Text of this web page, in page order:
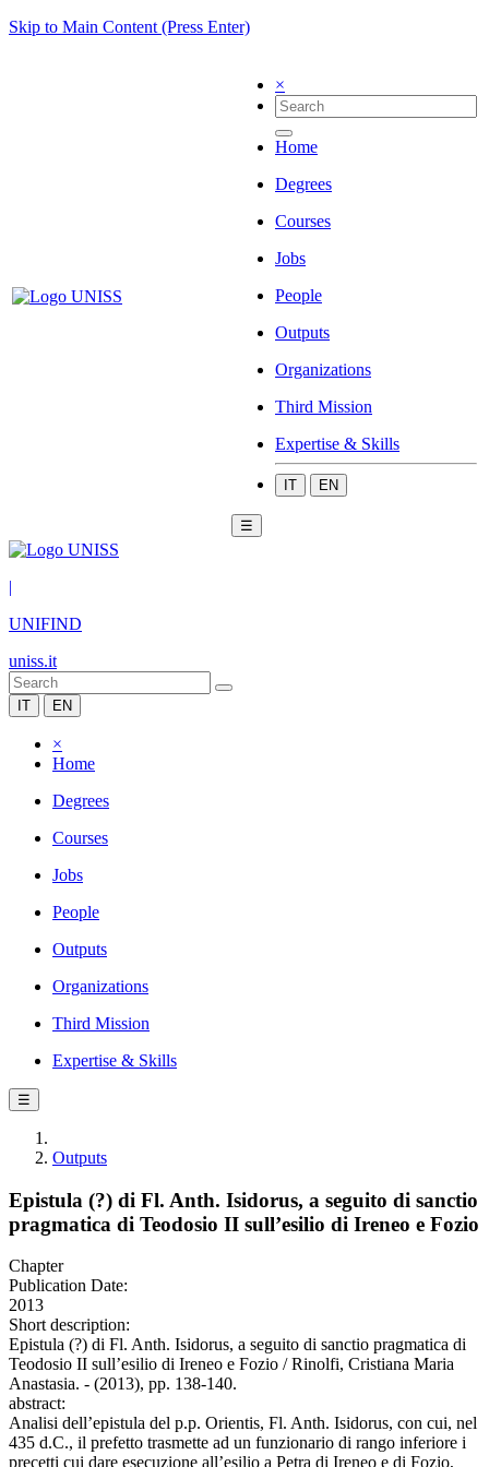
Skip to Main Content (Press Enter)
×
Home
Degrees
Courses
Jobs
People
Outputs
Organizations
Third Mission
Expertise & Skills
IT EN
☰
|
UNIFIND
uniss.it
IT EN
×
Home
Degrees
Courses
Jobs
People
Outputs
Organizations
Third Mission
Expertise & Skills
☰
Outputs
Epistula (?) di Fl. Anth. Isidorus, a seguito di sanctio
pragmatica di Teodosio II sull’esilio di Ireneo e Fozio
Chapter
Publication Date:
2013
Short description:
Epistula (?) di Fl. Anth. Isidorus, a seguito di sanctio pragmatica di
Teodosio II sull’esilio di Ireneo e Fozio / Rinolfi, Cristiana Maria
Anastasia. - (2013), pp. 138-140.
abstract:
Analisi dell’epistula del p.p. Orientis, Fl. Anth. Isidorus, con cui, nel
435 d.C., il prefetto trasmette ad un funzionario di rango inferiore i
precetti cui dare esecuzione all’esilio a Petra di Ireneo e di Fozio,